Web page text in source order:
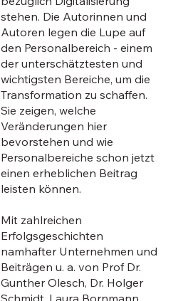
stehen. Die Autorinnen und
Autoren legen die Lupe auf
den Personalbereich - einem
der unterschätztesten und
wichtigsten Bereiche, um die
Transformation zu schaffen.
Sie zeigen, welche
Veränderungen hier
bevorstehen und wie
Personalbereiche schon jetzt
einen erheblichen Beitrag
leisten können.
Mit zahlreichen
Erfolgsgeschichten
namhafter Unternehmen und
Beiträgen u. a. von Prof Dr.
Gunther Olesch, Dr. Holger
Schmidt, Laura Bornmann